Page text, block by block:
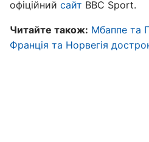
офіційний сайт BBC Sport.
Читайте також: Мбаппе та
Франція та Норвегія